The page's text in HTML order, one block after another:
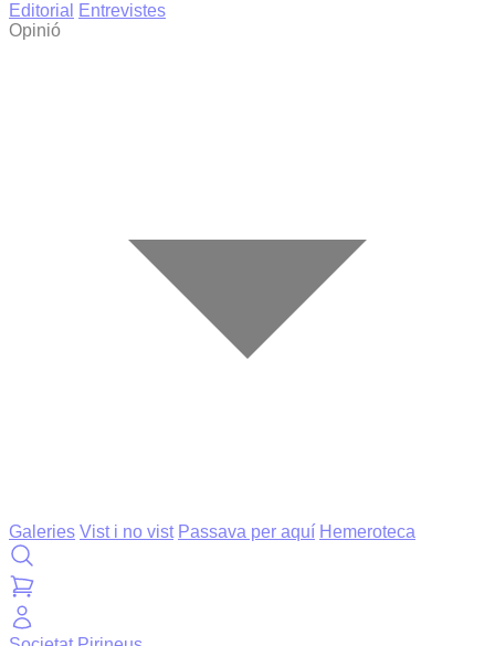
Editorial
Entrevistes
Opinió
Galeries Vist i no vist Passava per aquí Hemeroteca